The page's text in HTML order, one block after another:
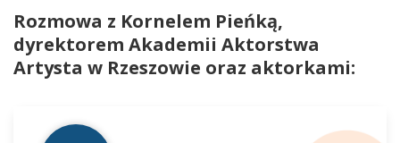
Rozmowa z Kornelem Pieńką,
dyrektorem Akademii Aktorstwa
Artysta w Rzeszowie oraz aktorkami:
plików